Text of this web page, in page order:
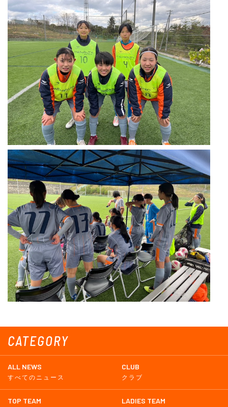
CATEGORY
ALL NEWS
すべてのニュース
CLUB
クラブ
TOP TEAM LADIES TEAM